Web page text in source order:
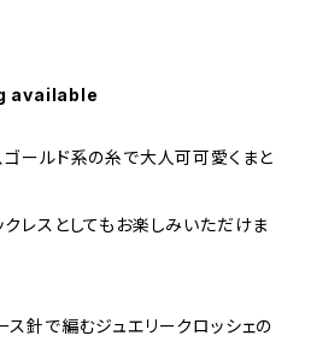
available
ゴールド系の糸で大人可可愛くまと
レスとしてもお楽しみいただけま
ス針で編むジュエリークロッシェの